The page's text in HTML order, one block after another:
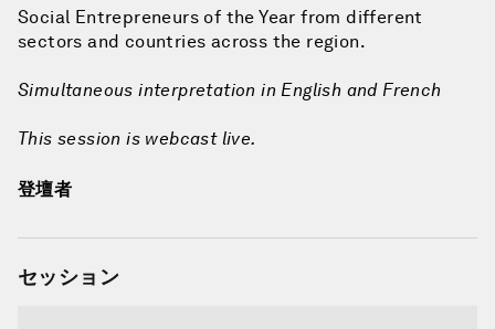
Social Entrepreneurs of the Year from different
sectors and countries across the region.
Simultaneous interpretation in English and French
This session is webcast live.
登壇者
セッション